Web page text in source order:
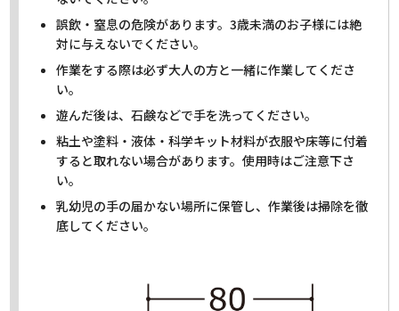
誤飲・窒息の危険があります。3歳未満のお子様には絶
対に与えないでください。
作業をする際は必ず大人の方と一緒に作業してくださ
い。
遊んだ後は、石鹸などで手を洗ってください。
粘土や塗料・液体・科学キット材料が衣服や床等に付着
すると取れない場合があります。使用時はご注意下さ
い。
乳幼児の手の届かない場所に保管し、作業後は掃除を徹
底してください。